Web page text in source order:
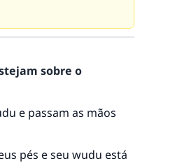
sobre o
e passam as mãos
pés e seu wudu está